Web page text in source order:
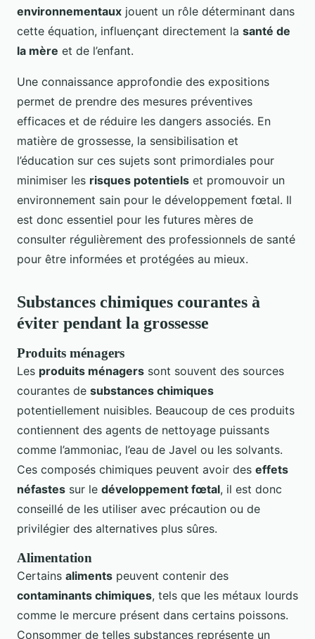
environnementaux jouent un rôle déterminant dans
cette équation, influençant directement la santé de
la mère et de l’enfant.
Une connaissance approfondie des expositions
permet de prendre des mesures préventives
efficaces et de réduire les dangers associés. En
matière de grossesse, la sensibilisation et
l’éducation sur ces sujets sont primordiales pour
minimiser les risques potentiels et promouvoir un
environnement sain pour le développement fœtal. Il
est donc essentiel pour les futures mères de
consulter régulièrement des professionnels de santé
pour être informées et protégées au mieux.
Substances chimiques courantes à
éviter pendant la grossesse
Produits ménagers
Les produits ménagers sont souvent des sources
courantes de substances chimiques
potentiellement nuisibles. Beaucoup de ces produits
contiennent des agents de nettoyage puissants
comme l’ammoniac, l’eau de Javel ou les solvants.
Ces composés chimiques peuvent avoir des effets
néfastes sur le développement fœtal, il est donc
conseillé de les utiliser avec précaution ou de
privilégier des alternatives plus sûres.
Alimentation
Certains aliments peuvent contenir des
contaminants chimiques, tels que les métaux lourds
comme le mercure présent dans certains poissons.
Consommer de telles substances représente un